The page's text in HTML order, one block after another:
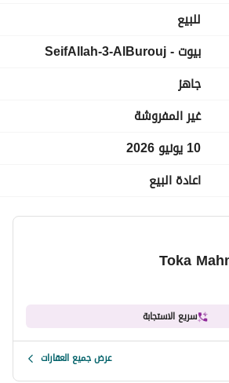
للبيع
بيوت - SeifAllah-3-AlBurouj
جاهز
غير المفروشة
10 يونيو 2026
اعادة البيع
Toka
سريع الاستجابة
عرض جميع العقارات